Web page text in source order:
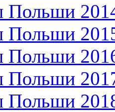
Польши
Польши
Польши
Польши
Польши